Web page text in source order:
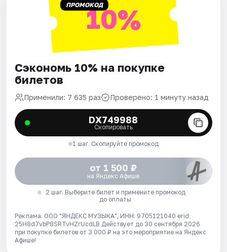
ПРОМОКОД10%
Сэкономь 10% на покупке
билетов
Применили: 7 635 раз Проверено: 1 минуту назад
DX749988
Скопировать
1 шаг. Скопируйте промокод
от 1 500 ₽
на Яндекс Афише
2 шаг. Выберите билет и примените промокод
до оплаты
Реклама. ООО "ЯНДЕКС МУЗЫКА", ИНН: 9705121040 erid:
25H8d7vbP8SRTvHZrUcdLB Действует до 30 сентября 2026
при покупке билетов от 3 000 ₽ на это мероприятие на Яндекс
Афише!